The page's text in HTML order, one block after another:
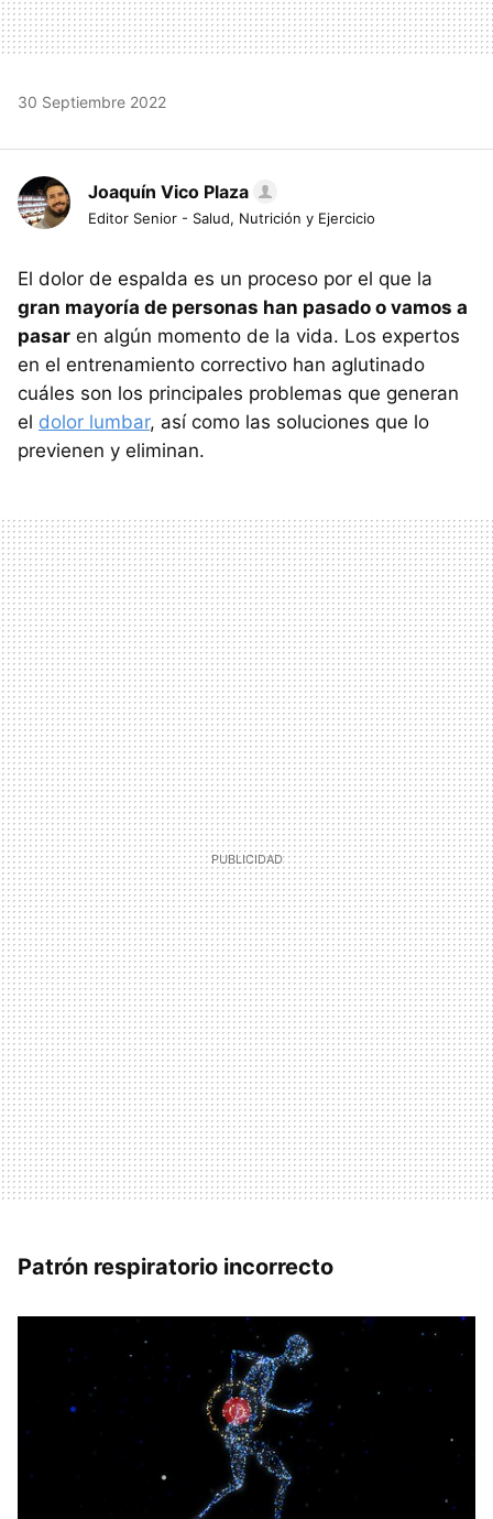
30 Septiembre 2022
Joaquín Vico Plaza
Editor Senior - Salud, Nutrición y Ejercicio
El dolor de espalda es un proceso por el que la
gran mayoría de personas han pasado o vamos a
pasar en algún momento de la vida. Los expertos
en el entrenamiento correctivo han aglutinado
cuáles son los principales problemas que generan
el dolor lumbar, así como las soluciones que lo
previenen y eliminan.
Patrón respiratorio incorrecto